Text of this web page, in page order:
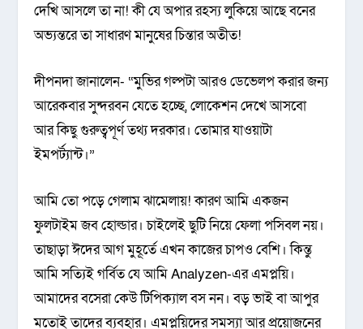
দেখি আসলে তা না! কী যে অপার রহস্য লুকিয়ে আছে বনের
অভ্যন্তরে তা সাধারণ মানুষের চিন্তার অতীত!
দীপনদা জানালেন- “মুভির গল্পটা আরও ডেভেলপ করার জন্য
আরেকবার সুন্দরবন যেতে হচ্ছে, লোকেশন দেখে আসবো
আর কিছু গুরুত্বপূর্ণ তথ্য দরকার। তোমার যাওয়াটা
ইমপর্ট্যান্ট।”
আমি তো পড়ে গেলাম ঝামেলায়! কারণ আমি একজন
ফুলটাইম জব হোল্ডার। চাইলেই ছুটি নিয়ে ফেলা পসিবল নয়।
তাছাড়া ঈদের আগ মুহূর্তে এখন কাজের চাপও বেশি। কিন্তু
আমি সত্যিই গর্বিত যে আমি Analyzen-এর এমপ্লয়ি।
আমাদের বসেরা কেউ টিপিক্যাল বস নন। বড় ভাই বা আপুর
মতোই তাদের ব্যবহার। এমপ্লয়িদের সমস্যা আর প্রয়োজনের